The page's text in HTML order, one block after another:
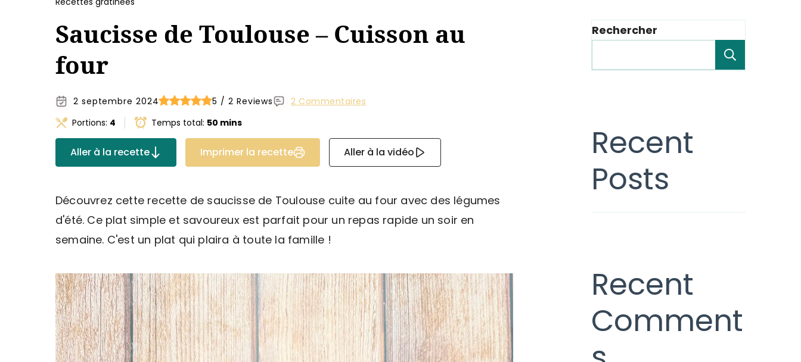
Saucisse de Toulouse – Cuisson au
four
2 septembre 2024 5 / 2 Reviews
2 Commentaires
Portions: 4 Temps total: 50 mins
Aller à la recette Imprimer la recette Aller à la vidéo
Découvrez cette recette de saucisse de Toulouse cuite au four avec des légumes
d'été. Ce plat simple et savoureux est parfait pour un repas rapide un soir en
semaine. C'est un plat qui plaira à toute la famille !
Rechercher
Recent
Posts
Recent
Comment